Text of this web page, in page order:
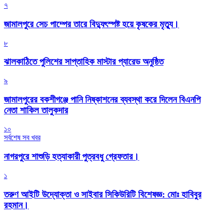
৭
জামালপুরে সেচ পাম্পের তারে বিদ্যুৎস্পষ্ট হয়ে কৃষকের মৃত্যু।
৮
‎ঝালকাঠিতে পুলিশের সাপ্তাহিক মাস্টার প্যারেড অনুষ্ঠিত
৯
জামালপুরের বকশীগঞ্জে পানি নিষ্কাশনের ব্যবস্থা করে দিলেন বিএনপি
নেতা শাকিল তালুকদার
১০
সর্বশেষ সব খবর
নাগরপুরে শাশুড়ি হত্যাকারী পুত্রবধু গ্রেফতার।
১
তরুণ আইটি উদ্যোক্তা ও সাইবার সিকিউরিটি বিশেষজ্ঞ: মোঃ হাবিবুর
রহমান।